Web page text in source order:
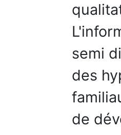
semi
des
de